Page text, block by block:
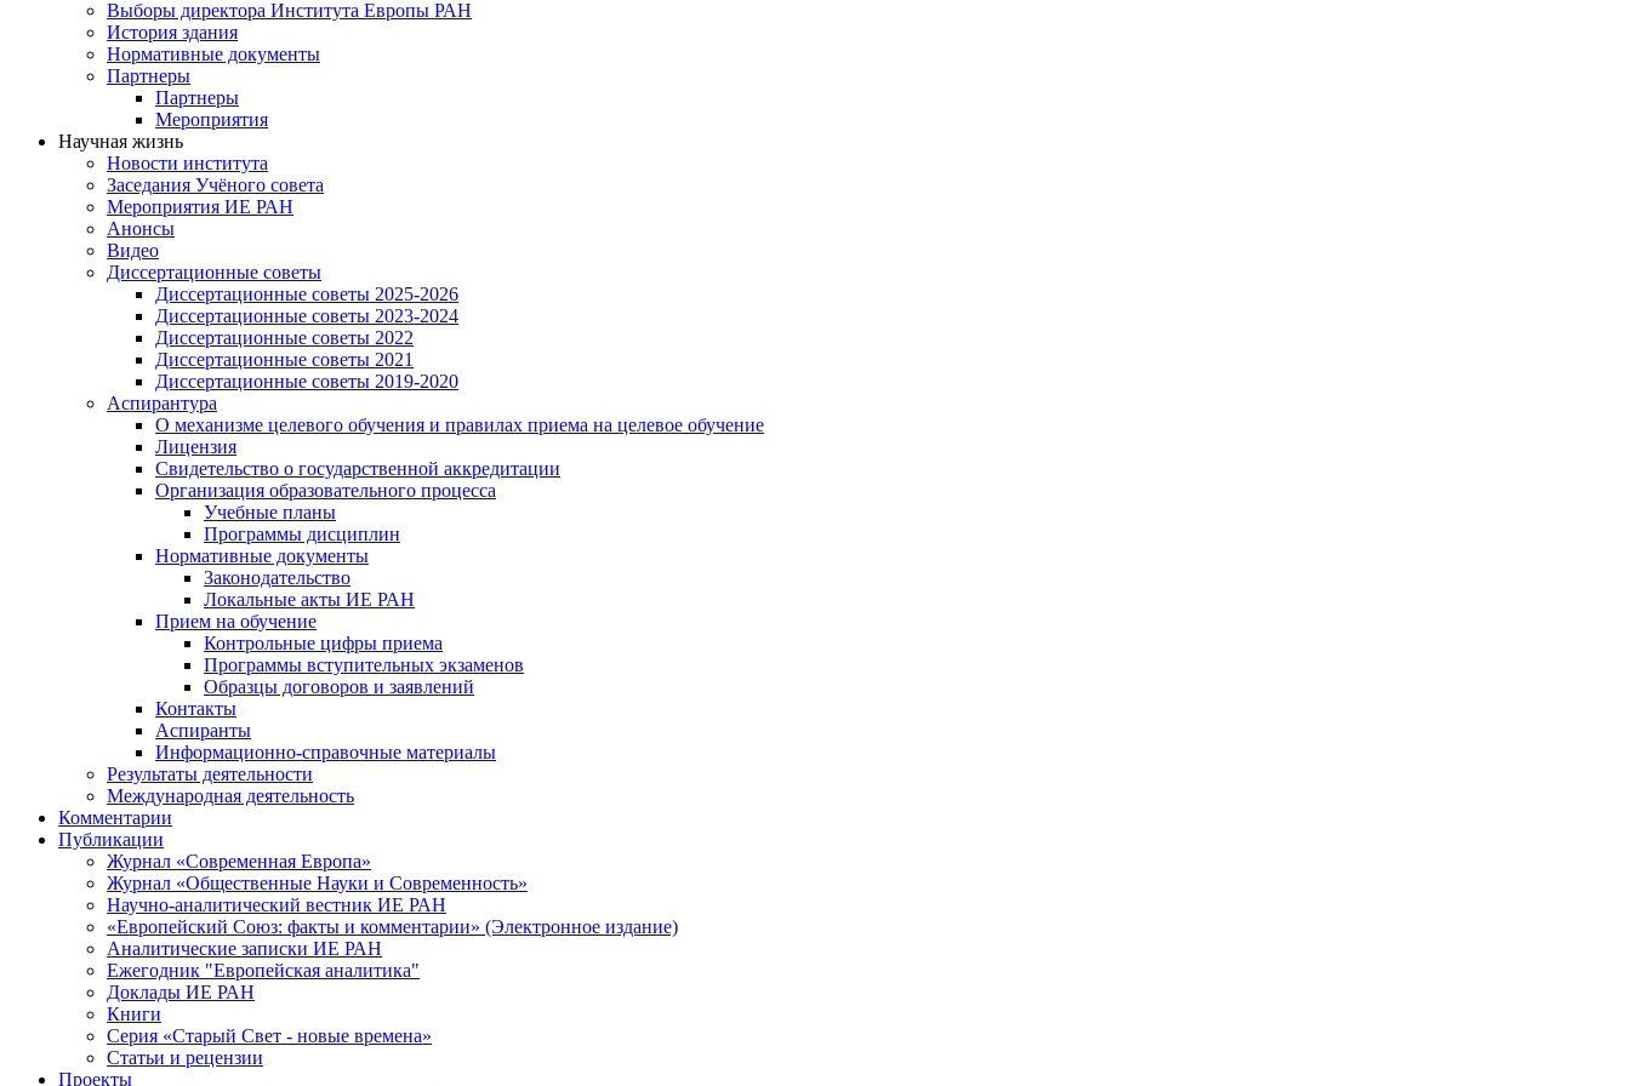
Выборы директора Института Европы РАН
История здания
Нормативные документы
Партнеры
Партнеры
Мероприятия
Научная жизнь
Новости института
Заседания Учёного совета
Мероприятия ИЕ РАН
Анонсы
Видео
Диссертационные советы
Диссертационные советы 2025-2026
Диссертационные советы 2023-2024
Диссертационные советы 2022
Диссертационные советы 2021
Диссертационные советы 2019-2020
Аспирантура
О механизме целевого обучения и правилах приема на целевое обучение
Лицензия
Свидетельство о государственной аккредитации
Организация образовательного процесса
Учебные планы
Программы дисциплин
Нормативные документы
Законодательство
Локальные акты ИЕ РАН
Прием на обучение
Контрольные цифры приема
Программы вступительных экзаменов
Образцы договоров и заявлений
Контакты
Аспиранты
Информационно-справочные материалы
Результаты деятельности
Международная деятельность
Комментарии
Публикации
Журнал «Современная Европа»
Журнал «Общественные Науки и Современность»
Научно-аналитический вестник ИЕ РАН
«Европейский Союз: факты и комментарии» (Электронное издание)
Аналитические записки ИЕ РАН
Ежегодник "Европейская аналитика"
Доклады ИЕ РАН
Книги
Серия «Старый Свет - новые времена»
Статьи и рецензии
Проекты